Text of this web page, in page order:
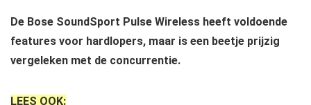
De Bose SoundSport Pulse Wireless heeft voldoende
features voor hardlopers, maar is een beetje prijzig
vergeleken met de concurrentie.
LEES OOK: